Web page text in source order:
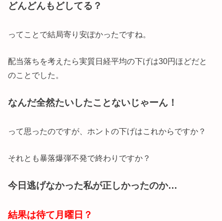
どんどんもどしてる？
ってことで結局寄り安ぽかったですね。
配当落ちを考えたら実質日経平均の下げは30円ほどだと
のことでした。
なんだ全然たいしたことないじゃーん！
って思ったのですが、ホントの下げはこれからですか？
それとも暴落爆弾不発で終わりですか？
今日逃げなかった私が正しかったのか…
結果は待て月曜日？